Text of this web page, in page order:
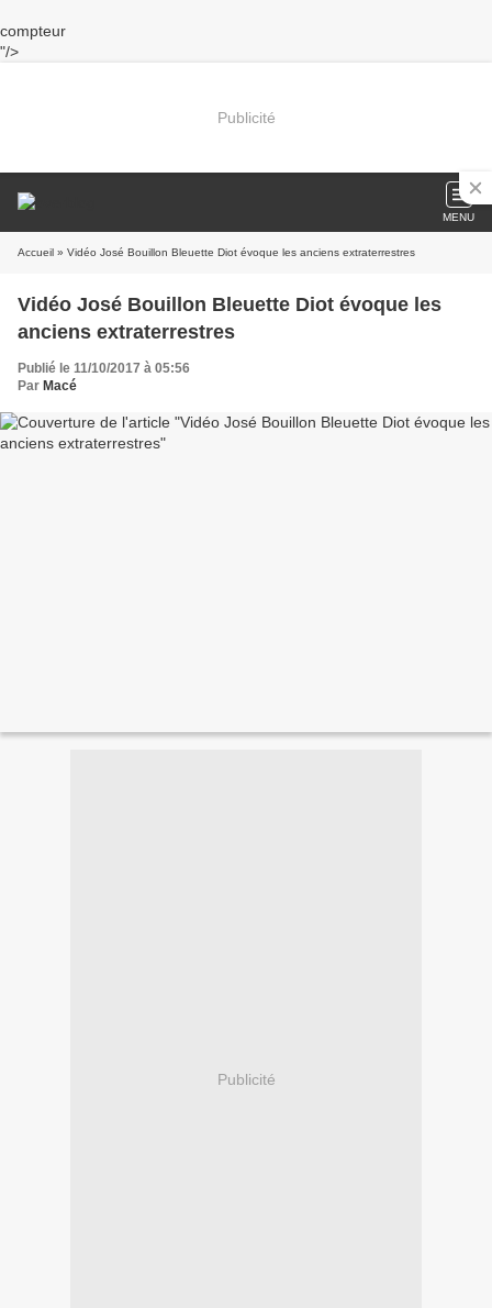
compteur
"/>
Publicité
MENU
Accueil » Vidéo José Bouillon Bleuette Diot évoque les anciens extraterrestres
Vidéo José Bouillon Bleuette Diot évoque les
anciens extraterrestres
Publié le 11/10/2017 à 05:56
Par Macé
Publicité